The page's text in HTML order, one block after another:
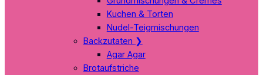
Kuchen & Torten
Nudel-Teigmischungen
Backzutaten ❯
Agar Agar
Brotaufstriche